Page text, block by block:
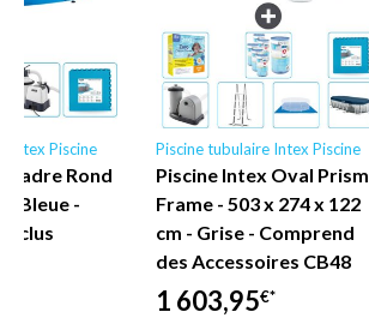
Intex Piscine
Cadre Rond
- Bleue -
Piscine tubulaire Intex Piscine
Piscine Intex Oval Prism
Frame - 503 x 274 x 122
cm - Grise - Comprend
des Accessoires CB48
1 603,95€*